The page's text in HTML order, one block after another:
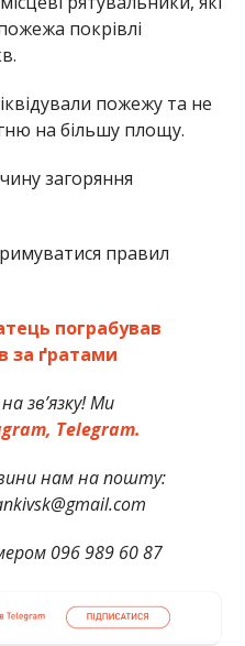
покрівлі
пожежу та не
на більшу площу.
загоряння
правил
пограбував
за ґратами
зв’язку! Ми
Telegram.
нам на пошту:
096 989 60 87